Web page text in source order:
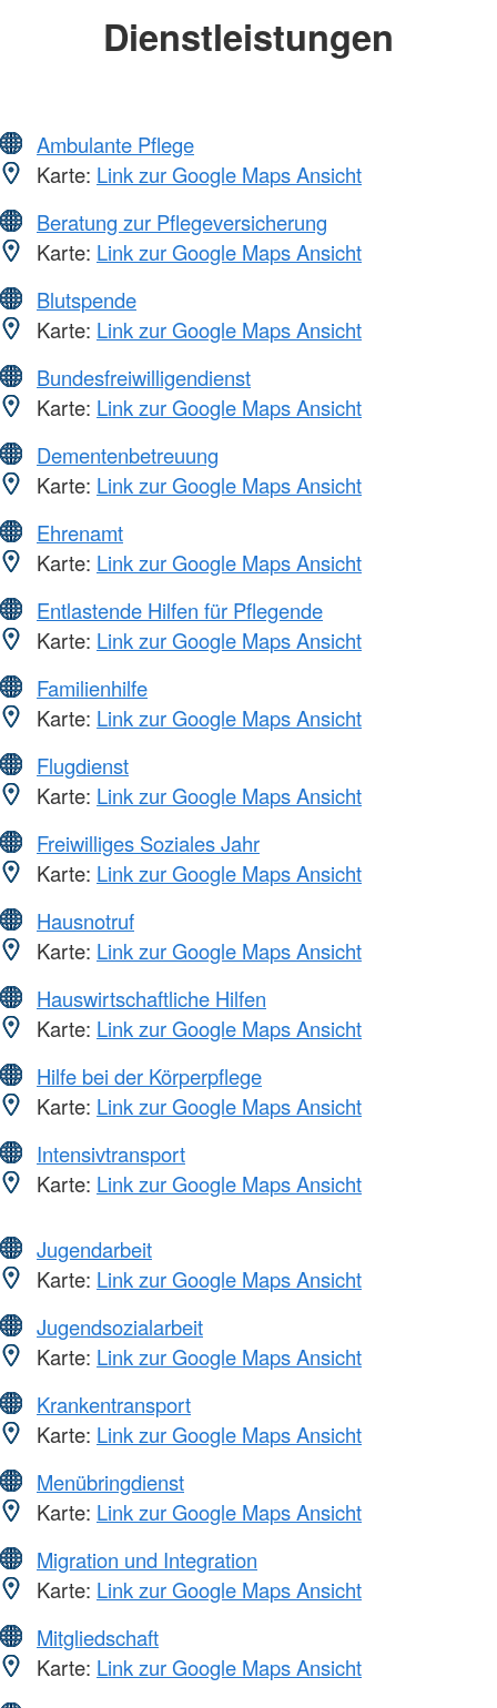
Dienstleistungen
Ambulante Pflege
Karte: Link zur Google Maps Ansicht
Beratung zur Pflegeversicherung
Karte: Link zur Google Maps Ansicht
Blutspende
Karte: Link zur Google Maps Ansicht
Bundesfreiwilligendienst
Karte: Link zur Google Maps Ansicht
Dementenbetreuung
Karte: Link zur Google Maps Ansicht
Ehrenamt
Karte: Link zur Google Maps Ansicht
Entlastende Hilfen für Pflegende
Karte: Link zur Google Maps Ansicht
Familienhilfe
Karte: Link zur Google Maps Ansicht
Flugdienst
Karte: Link zur Google Maps Ansicht
Freiwilliges Soziales Jahr
Karte: Link zur Google Maps Ansicht
Hausnotruf
Karte: Link zur Google Maps Ansicht
Hauswirtschaftliche Hilfen
Karte: Link zur Google Maps Ansicht
Hilfe bei der Körperpflege
Karte: Link zur Google Maps Ansicht
Intensivtransport
Karte: Link zur Google Maps Ansicht
Jugendarbeit
Karte: Link zur Google Maps Ansicht
Jugendsozialarbeit
Karte: Link zur Google Maps Ansicht
Krankentransport
Karte: Link zur Google Maps Ansicht
Menübringdienst
Karte: Link zur Google Maps Ansicht
Migration und Integration
Karte: Link zur Google Maps Ansicht
Mitgliedschaft
Karte: Link zur Google Maps Ansicht